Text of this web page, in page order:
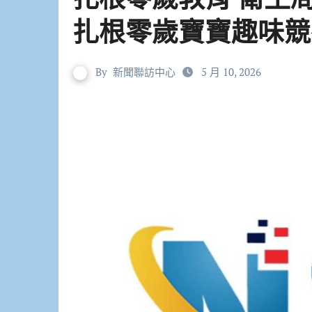
扎根零歲寶寶趣味
By 新聞聯訪中心 5 月 10, 2026